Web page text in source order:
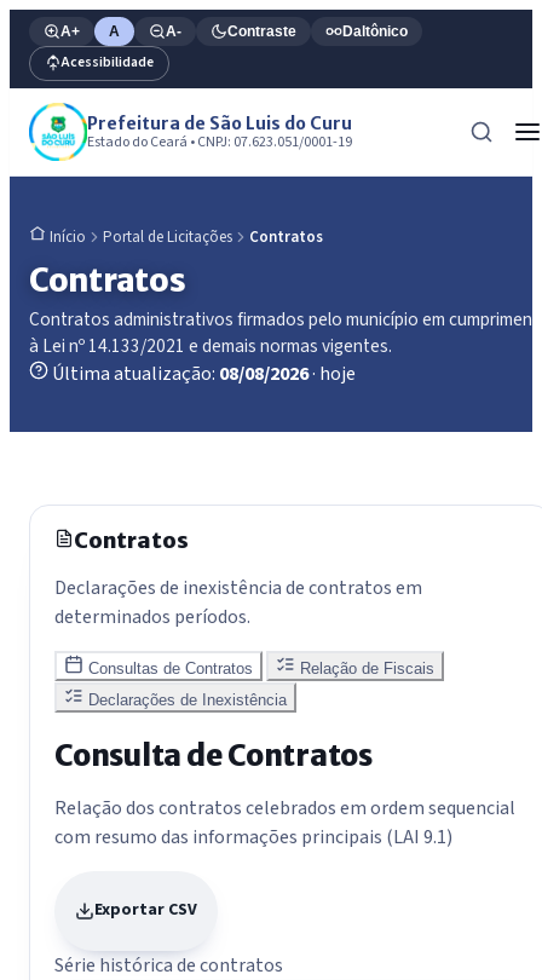
A+ A A- Contraste Daltônico
Acessibilidade
Prefeitura de São Luis do Curu
Estado do Ceará • CNPJ: 07.623.051/0001-19
Início Portal de Licitações Contratos
Contratos
Contratos administrativos firmados pelo município em
à Lei nº 14.133/2021 e demais normas vigentes.
Última atualização: 08/08/2026· hoje
Contratos
Declarações de inexistência de contratos em
determinados períodos.
Consultas de Contratos
Relação de Fiscais
Declarações de Inexistência
Consulta de Contratos
Relação dos contratos celebrados em ordem sequencial
com resumo das informações principais (LAI 9.1)
Exportar CSV
Série histórica de contratos